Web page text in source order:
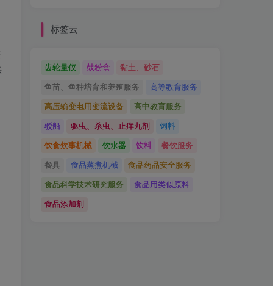
标签云
齿轮量仪 鼓粉盒 黏土、砂石
鱼苗、鱼种培育和养殖服务 高等教育服务
高压输变电用变流设备 高中教育服务
驳船 驱虫、杀虫、止痒丸剂 饲料
饮食炊事机械 饮水器 饮料 餐饮服务
餐具 食品蒸煮机械 食品药品安全服务
食品科学技术研究服务 食品用类似原料
食品添加剂